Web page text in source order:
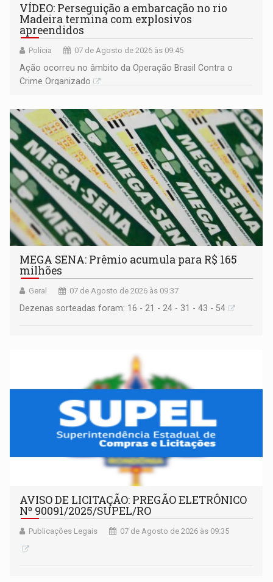
VÍDEO: Perseguição a embarcação no rio
Madeira termina com explosivos
apreendidos
Polícia 07 de Agosto de 2026 às 09:45
Ação ocorreu no âmbito da Operação Brasil Contra o
Crime Organizado
MEGA SENA: Prêmio acumula para R$ 165
milhões
Geral 07 de Agosto de 2026 às 09:37
Dezenas sorteadas foram: 16 - 21 - 24 - 31 - 43 - 54
AVISO DE LICITAÇÃO: PREGÃO ELETRÔNICO
Nº 90091/2025/SUPEL/RO
Publicações Legais 07 de Agosto de 2026 às 09:35